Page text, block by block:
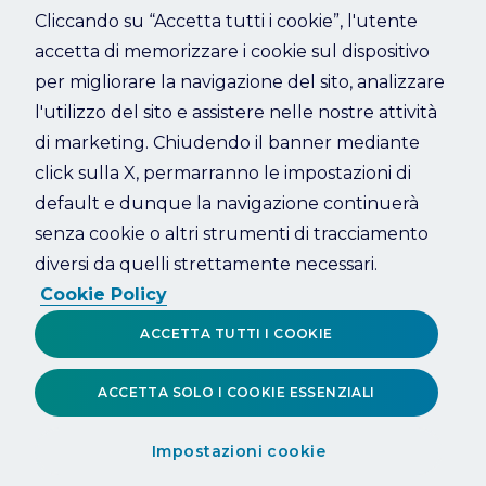
Refresh
Cliccando su “Accetta tutti i cookie”, l'utente
accetta di memorizzare i cookie sul dispositivo
per migliorare la navigazione del sito, analizzare
l'utilizzo del sito e assistere nelle nostre attività
di marketing. Chiudendo il banner mediante
click sulla X, permarranno le impostazioni di
default e dunque la navigazione continuerà
senza cookie o altri strumenti di tracciamento
diversi da quelli strettamente necessari.
Cookie Policy
Impostazioni cookie
ACCETTA SOLO I COOKIE ESSENZIALI
ACCETTA TUTTI I COOKIE